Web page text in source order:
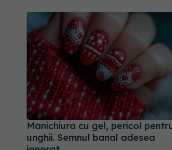
Manichiura cu gel, pericol
unghii. Semnul banal adesea